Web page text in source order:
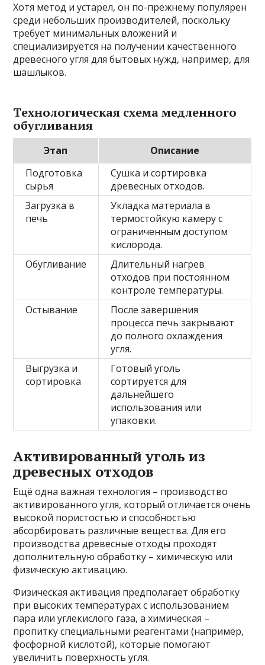
Хотя метод и устарел, он по-прежнему популярен
среди небольших производителей, поскольку
требует минимальных вложений и
специализируется на получении качественного
древесного угля для бытовых нужд, например, для
шашлыков.
Технологическая схема медленного
обугливания
Этап
Описание
Подготовка
сырья
Сушка и сортировка
древесных отходов.
Загрузка в
печь
Укладка материала в
термостойкую камеру с
ограниченным доступом
кислорода.
Обугливание
Длительный нагрев
отходов при постоянном
контроле температуры.
Остывание
После завершения
процесса печь закрывают
до полного охлаждения
угля.
Выгрузка и
сортировка
Готовый уголь
сортируется для
дальнейшего
использования или
упаковки.
Активированный уголь из
древесных отходов
Ещё одна важная технология – производство
активированного угля, который отличается очень
высокой пористостью и способностью
абсорбировать различные вещества. Для его
производства древесные отходы проходят
дополнительную обработку – химическую или
физическую активацию.
Физическая активация предполагает обработку
при высоких температурах с использованием
пара или углекислого газа, а химическая –
пропитку специальными реагентами (например,
фосфорной кислотой), которые помогают
увеличить поверхность угля.